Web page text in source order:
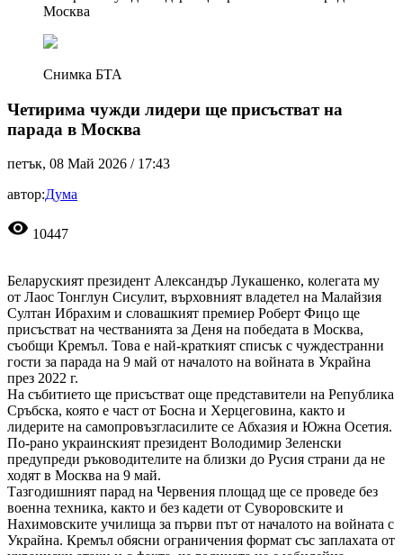
Москва
Снимка БТА
Четирима чужди лидери ще присъстват на
парада в Москва
петък, 08 Май 2026 / 17:43
автор:Дума
visibility 10447
Беларуският президент Александър Лукашенко, колегата му
от Лаос Тонглун Сисулит, върховният владетел на Малайзия
Султан Ибрахим и словашкият премиер Роберт Фицо ще
присъстват на честванията за Деня на победата в Москва,
съобщи Кремъл. Това е най-краткият списък с чуждестранни
гости за парада на 9 май от началото на войната в Украйна
през 2022 г.
На събитието ще присъстват още представители на Република
Сръбска, която е част от Босна и Херцеговина, както и
лидерите на самопровъзгласилите се Абхазия и Южна Осетия.
По-рано украинският президент Володимир Зеленски
предупреди ръководителите на близки до Русия страни да не
ходят в Москва на 9 май.
Тазгодишният парад на Червения площад ще се проведе без
военна техника, както и без кадети от Суворовските и
Нахимовските училища за първи път от началото на войната с
Украйна. Кремъл обясни ограничения формат със заплахата от